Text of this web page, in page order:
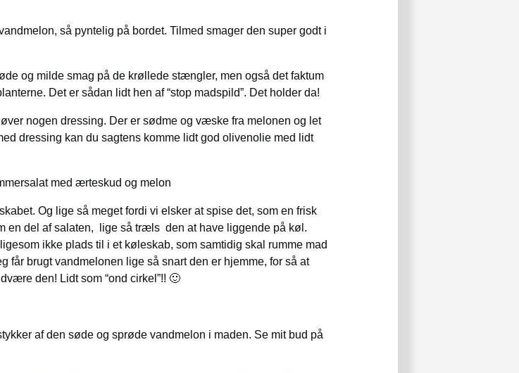
så pyntelig på bordet. Tilmed smager den super godt i
og milde smag på de krøllede stængler, men også det faktum
Det er sådan lidt hen af “stop madspild”. Det holder da!
nogen dressing. Der er sødme og væske fra melonen og let
dressing kan du sagtens komme lidt god olivenolie med lidt
Og lige så meget fordi vi elsker at spise det, som en frisk
en del af salaten, lige så træls den at have liggende på køl.
ikke plads til i et køleskab, som samtidig skal rumme mad
får brugt vandmelonen lige så snart den er hjemme, for så at
den! Lidt som “ond cirkel”!! 🙂
af den søde og sprøde vandmelon i maden. Se mit bud på